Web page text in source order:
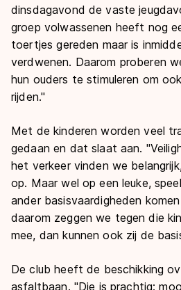
dinsdagavond de vaste
groep volwassenen heeft nog
toertjes gereden maar is
verdwenen. Daarom proberen
hun ouders te stimuleren om
rijden."
Met de kinderen worden veel
gedaan en dat slaat aan.
het verkeer vinden we
op. Maar wel op een leuke,
ander basisvaardigheden
daarom zeggen we tegen die
mee, dan kunnen ook zij de
De club heeft de beschikking
asfaltbaan. "Die is prachtig: